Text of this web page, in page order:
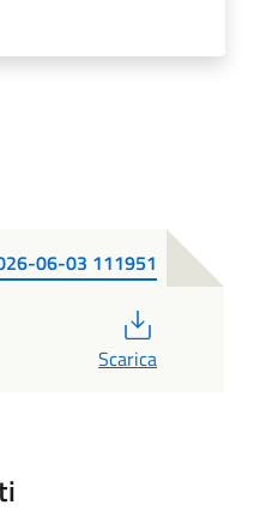
06-03 111951
Scarica